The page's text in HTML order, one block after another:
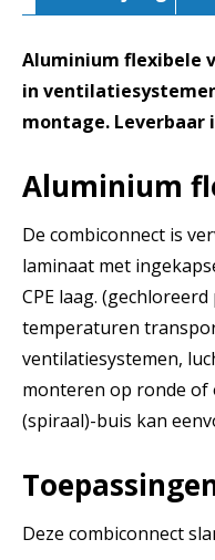
Aluminium flexibele
in
montage. Leverbaar
Aluminium
De combiconnect is
laminaat met
CPE laag.
temperaturen
ventilatiesystemen,
monteren op ronde of
(spiraal)-buis kan
Deze combiconnect